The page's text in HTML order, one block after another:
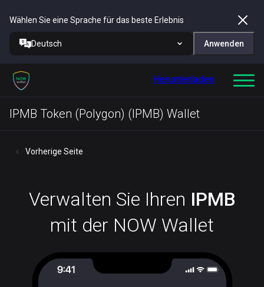
Wählen Sie eine Sprache für das beste Erlebnis
Deutsch Anwenden
Herunterladen
IPMB Token (Polygon) (IPMB) Wallet
Vorherige Seite
Verwalten Sie Ihren IPMB
mit der NOW Wallet